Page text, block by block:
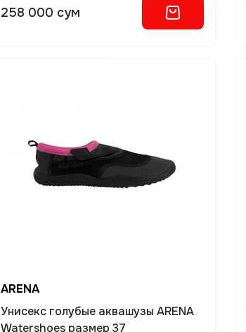
258 000 сум
ARENA
Унисекс голубые аквашузы ARENA
Watershoes размер 37